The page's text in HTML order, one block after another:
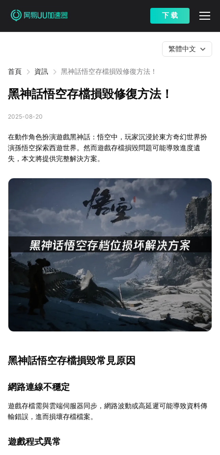
下 载
首頁 資訊 黑神話悟空存檔損毀修復方法！
繁體中文
黑神話悟空存檔損毀修復方法！
2025-08-20
在動作角色扮演遊戲黑神話：悟空中，玩家沉浸於東方奇幻世界扮
演孫悟空探索西遊世界。然而遊戲存檔損毀問題可能導致進度遺
失，本文將提供完整解決方案。
黑神話悟空存檔損毀常見原因
網路連線不穩定
遊戲存檔需與雲端伺服器同步，網路波動或高延遲可能導致資料傳
輸錯誤，進而損壞存檔檔案。
遊戲程式異常